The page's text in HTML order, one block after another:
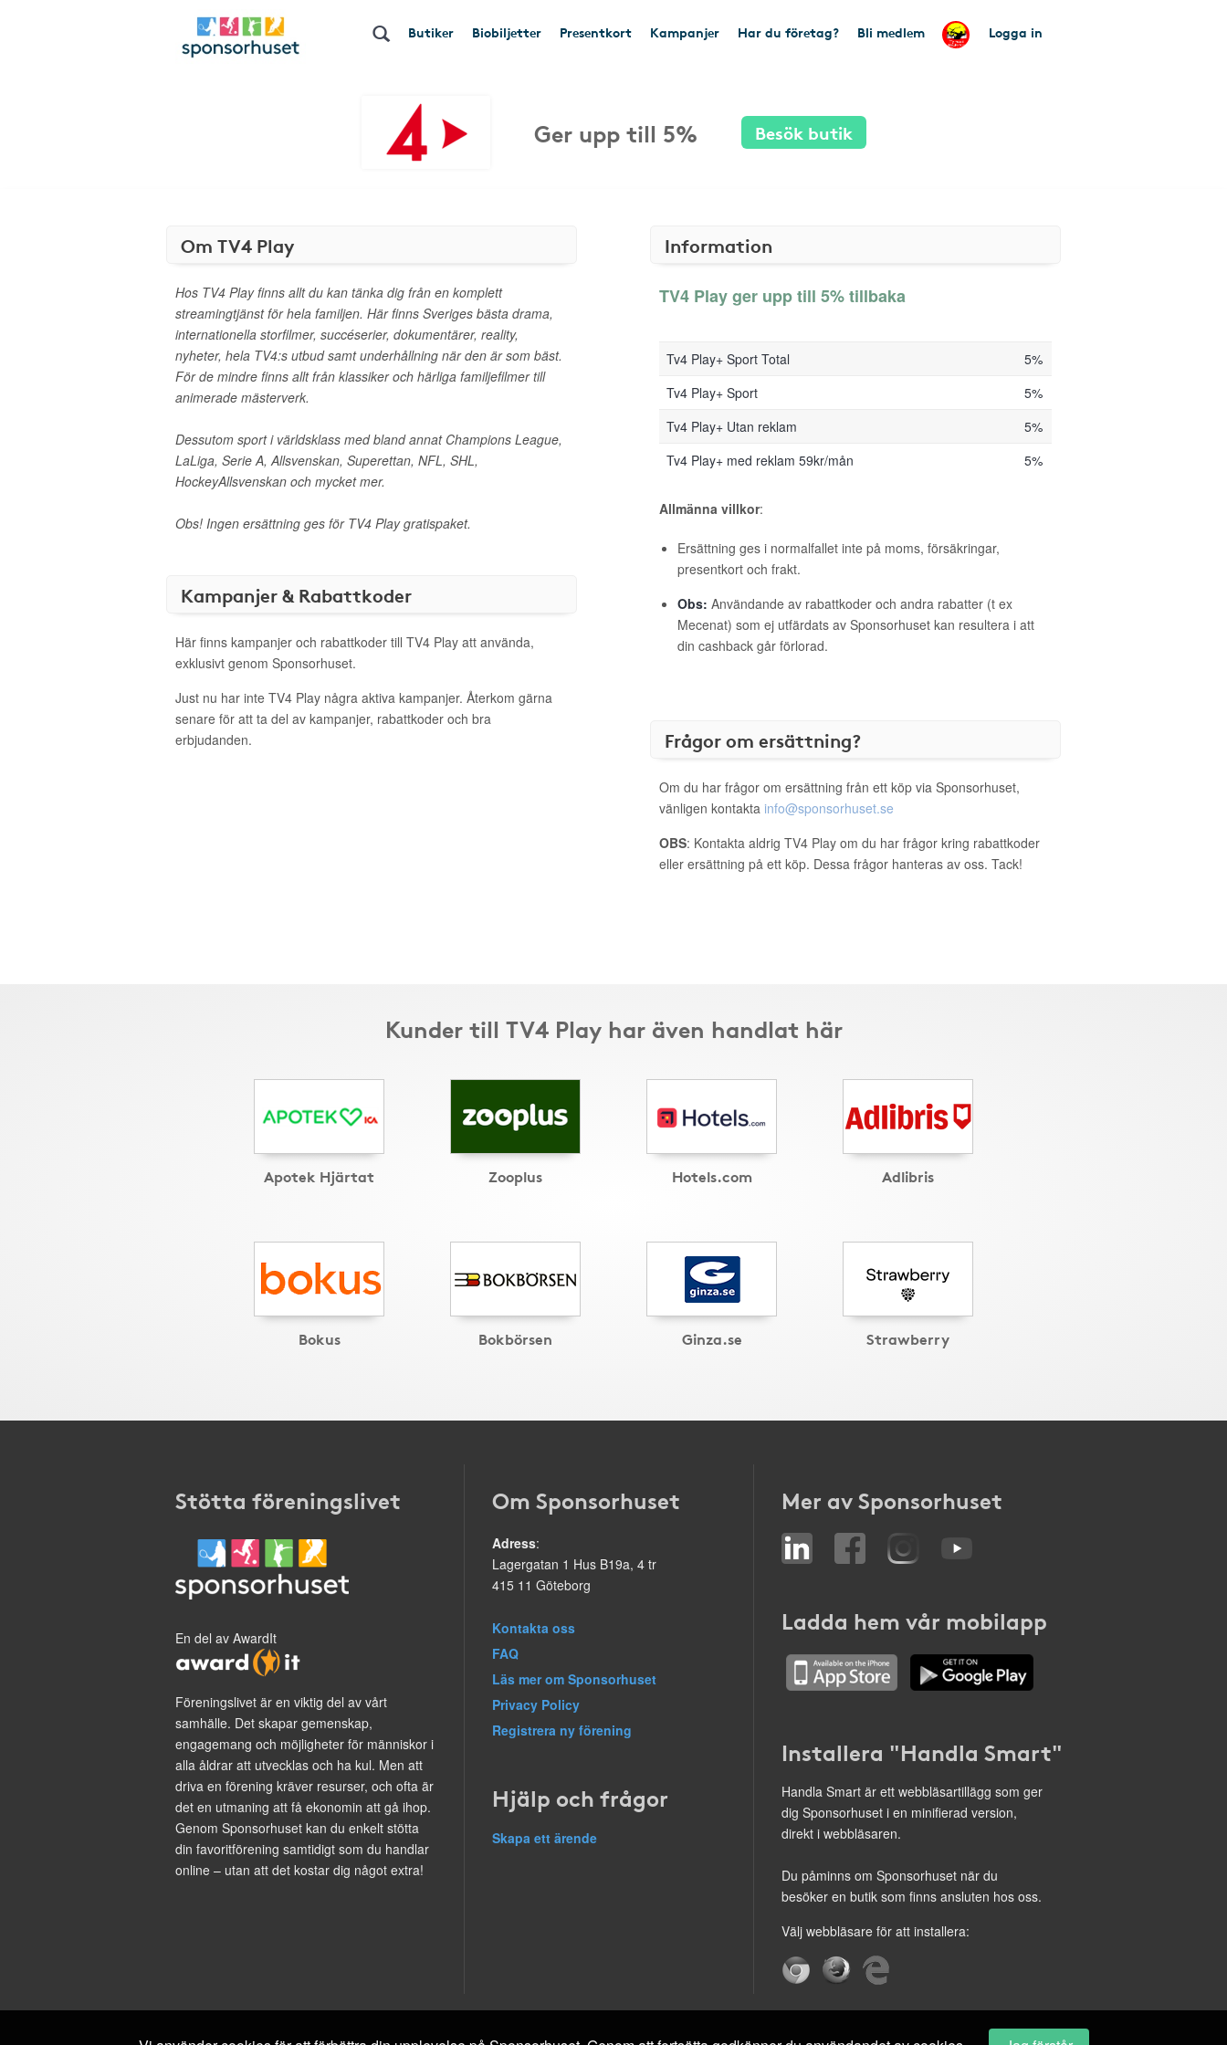
Butiker Biobiljetter Presentkort Kampanjer Har du företag? Bli medlem Logga in
Ger upp till 5% Besök butik
Om TV4 Play
Hos TV4 Play finns allt du kan tänka dig från en komplett
streamingtjänst för hela familjen. Här finns Sveriges bästa drama,
internationella storfilmer, succéserier, dokumentärer, reality,
nyheter, hela TV4:s utbud samt underhållning när den är som bäst.
För de mindre finns allt från klassiker och härliga familjefilmer till
animerade mästerverk.
Dessutom sport i världsklass med bland annat Champions League,
LaLiga, Serie A, Allsvenskan, Superettan, NFL, SHL,
HockeyAllsvenskan och mycket mer.
Obs! Ingen ersättning ges för TV4 Play gratispaket.
Kampanjer & Rabattkoder
Här finns kampanjer och rabattkoder till TV4 Play att använda,
exklusivt genom Sponsorhuset.
Just nu har inte TV4 Play några aktiva kampanjer. Återkom gärna
senare för att ta del av kampanjer, rabattkoder och bra
erbjudanden.
Information
TV4 Play ger upp till 5% tillbaka
Tv4 Play+ Sport Total
5%
Tv4 Play+ Sport
5%
Tv4 Play+ Utan reklam
5%
Tv4 Play+ med reklam 59kr/mån
5%
Allmänna villkor:
Ersättning ges i normalfallet inte på moms, försäkringar,
presentkort och frakt.
Obs: Användande av rabattkoder och andra rabatter (t ex
Mecenat) som ej utfärdats av Sponsorhuset kan resultera i att
din cashback går förlorad.
Frågor om ersättning?
Om du har frågor om ersättning från ett köp via Sponsorhuset,
vänligen kontakta info@sponsorhuset.se
OBS: Kontakta aldrig TV4 Play om du har frågor kring rabattkoder
eller ersättning på ett köp. Dessa frågor hanteras av oss. Tack!
Kunder till TV4 Play har även handlat här
Apotek Hjärtat Zooplus Hotels.com Adlibris
Bokus Bokbörsen Ginza.se Strawberry
Stötta föreningslivet
En del av AwardIt
Föreningslivet är en viktig del av vårt
samhälle. Det skapar gemenskap,
engagemang och möjligheter för människor i
alla åldrar att utvecklas och ha kul. Men att
driva en förening kräver resurser, och ofta är
det en utmaning att få ekonomin att gå ihop.
Genom Sponsorhuset kan du enkelt stötta
din favoritförening samtidigt som du handlar
online – utan att det kostar dig något extra!
Om Sponsorhuset
Adress:
Lagergatan 1 Hus B19a, 4 tr
415 11 Göteborg
Kontakta oss
FAQ
Läs mer om Sponsorhuset
Privacy Policy
Registrera ny förening
Hjälp och frågor
Skapa ett ärende
Mer av Sponsorhuset
Ladda hem vår mobilapp
Installera "Handla Smart"
Handla Smart är ett webbläsartillägg som ger
dig Sponsorhuset i en minifierad version,
direkt i webbläsaren.
Du påminns om Sponsorhuset när du
besöker en butik som finns ansluten hos oss.
Välj webbläsare för att installera: